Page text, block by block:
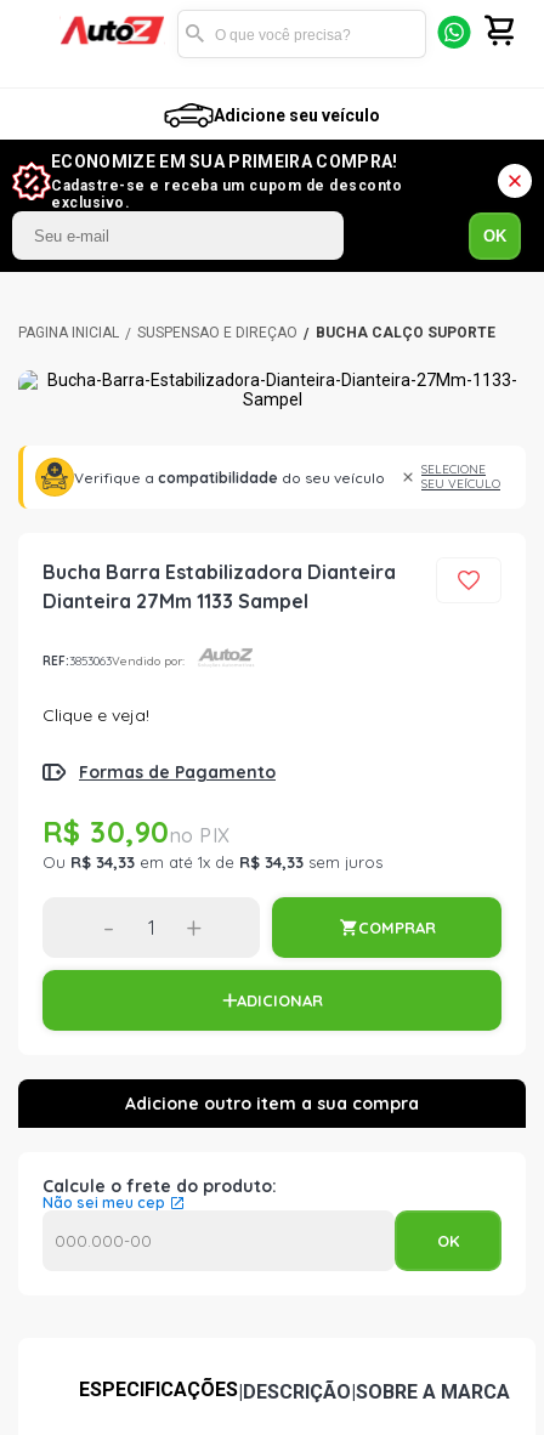
Adicione seu veículo
ECONOMIZE EM SUA PRIMEIRA COMPRA!
Cadastre-se e receba um cupom de desconto
exclusivo.
OK
SUSPENSÃO E DIREÇÃO BUCHA CALÇO SUPORTE
Verifique a compatibilidade do seu veículo
SELECIONE
SEU VEÍCULO
Bucha Barra Estabilizadora Dianteira
Dianteira 27Mm 1133 Sampel
REF:3853063Vendido por:
Clique e veja!
Formas de Pagamento
R$ 30,90
Ou R$ 34,33 em até 1x de R$ 34,33 sem juros
- + COMPRAR
ADICIONAR
Calcule o frete do produto:
Não sei meu cep
ESPECIFICAÇÕES|DESCRIÇÃO|SOBRE A MARCA